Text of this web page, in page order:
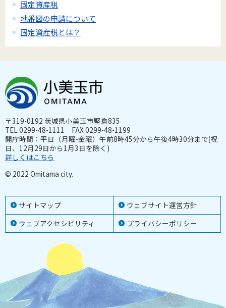
固定資産税
地番図の申請について
固定資産税とは？
サイトマップ
ウェブサイト運営方針
ウェブアクセシビリティ
プライバシーポリシー
〒319-0192 茨城県小美玉市堅倉835
TEL 0299-48-1111 FAX 0299-48-1199
開庁時間：平日（月曜-金曜）午前8時45分から午後4時30分まで(祝
日、12月29日から1月3日を除く)
詳しくはこちら
© 2022 Omitama city.